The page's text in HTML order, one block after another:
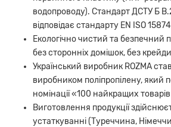
водопроводу). Стандарт ДСТУ Б
відповідає стандарту EN ISO
Екологічно чистий та безпечний
без сторонніх домішок, без
Український виробник ROZMA
виробником поліпропілену, який
номінації «100 найкращих
Виготовлення продукції
устаткуванні (Туреччина,